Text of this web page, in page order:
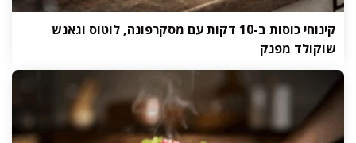
קינוחי כוסות ב-10 דקות עם מסקרפונה, לוטוס וגאנש
שוקולד מפנק